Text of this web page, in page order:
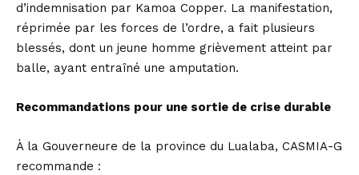
d’indemnisation par Kamoa Copper. La manifestation,
réprimée par les forces de l’ordre, a fait plusieurs
blessés, dont un jeune homme grièvement atteint par
balle, ayant entraîné une amputation.
Recommandations pour une sortie de crise durable
À la Gouverneure de la province du Lualaba, CASMIA-G
recommande :